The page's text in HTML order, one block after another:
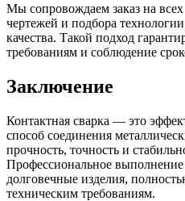
Мы сопровождаем заказ на
чертежей и подбора
качества. Такой подход
требованиям и соблюдение
Заключение
Контактная сварка — это
способ соединения
прочность, точность и
Профессиональное выполнение
долговечные изделия,
техническим требованиям.